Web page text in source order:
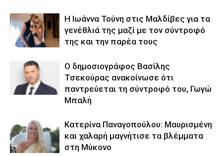
Η Ιωάννα Τούνη στις Μαλδίβες για τα
γενέθλιά της μαζί με τον σύντροφό
της και την παρέα τους
Ο δημοσιογράφος Βασίλης
Τσεκούρας ανακοίνωσε ότι
παντρεύεται τη σύντροφό του, Γωγώ
Μπαλή
Κατερίνα Παναγοπούλου: Μαυρισμένη
και χαλαρή μαγνήτισε τα βλέμματα
στη Μύκονο